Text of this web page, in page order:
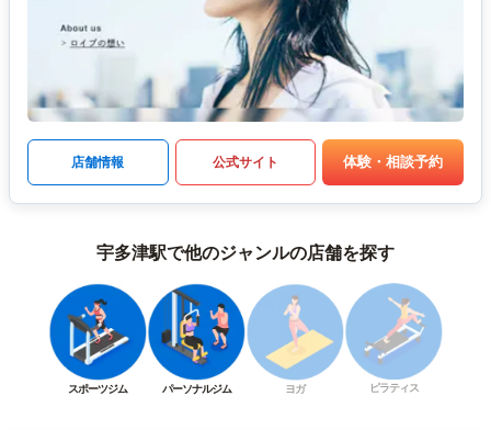
店舗情報 公式サイト 体験・相談予約
宇多津駅で他のジャンルの店舗を探す
スポーツジム パーソナルジム ヨガ ピラティス